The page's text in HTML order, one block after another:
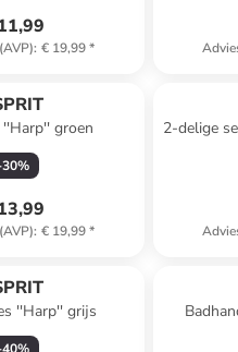
: € 19,99*
groen
30%
: € 19,99*
2-delige
''Harp'' grijs